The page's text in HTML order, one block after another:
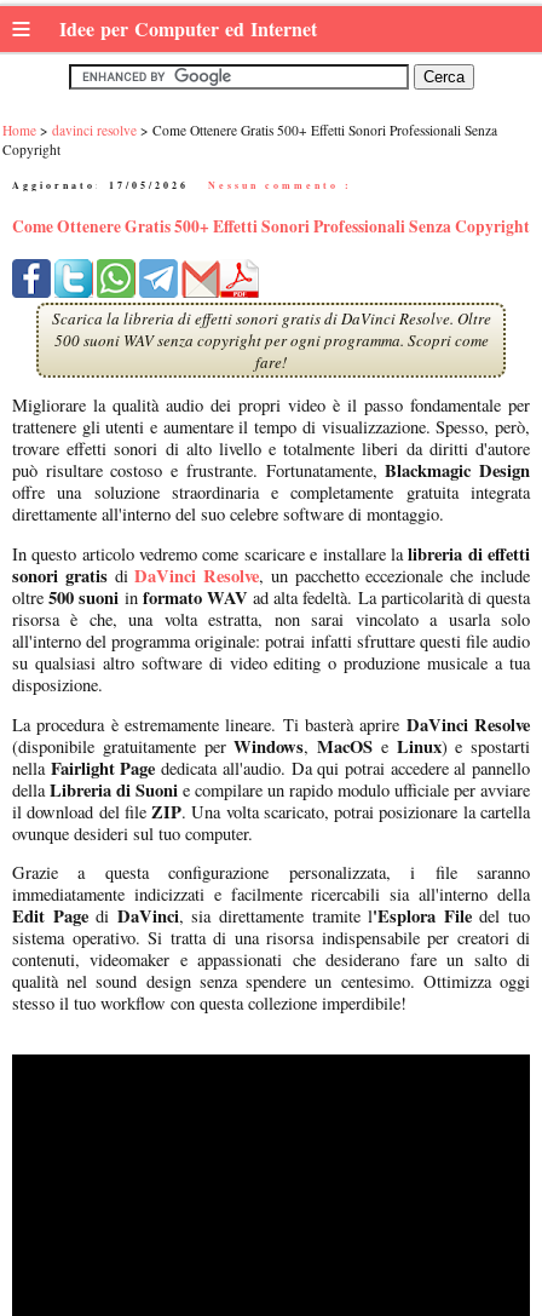
≡ Idee per Computer ed Internet
Home davinci resolve
Come Ottenere Gratis 500+ Effetti Sonori Professionali Senza
Copyright
Aggiornato: 17/05/2026 Nessun commento :
Come Ottenere Gratis 500+ Effetti Sonori Professionali Senza Copyright
Scarica la libreria di effetti sonori gratis di DaVinci Resolve. Oltre
500 suoni WAV senza copyright per ogni programma. Scopri come
fare!
Migliorare la qualità audio dei propri video è il passo fondamentale per
trattenere gli utenti e aumentare il tempo di visualizzazione. Spesso, però,
trovare effetti sonori di alto livello e totalmente liberi da diritti d'autore
può risultare costoso e frustrante. Fortunatamente,Blackmagic Design
offre una soluzione straordinaria e completamente gratuita integrata
direttamente all'interno del suo celebre software di montaggio.
In questo articolo vedremo come scaricare e installare lalibreria di effetti
sonori gratisdiDaVinci Resolve, un pacchetto eccezionale che include
oltre 500 suoni in formato WAV ad alta fedeltà. La particolarità di questa
risorsa è che, una volta estratta, non sarai vincolato a usarla solo
all'interno del programma originale: potrai infatti sfruttare questi file audio
su qualsiasi altro software di video editing o produzione musicale a tua
disposizione.
La procedura è estremamente lineare. Ti basterà aprire DaVinci Resolve
(disponibile gratuitamente perWindows, MacOS e Linux) e spostarti
nella Fairlight Page dedicata all'audio. Da qui potrai accedere al pannello
della Libreria di Suoni e compilare un rapido modulo ufficiale per avviare
il download del file ZIP. Una volta scaricato, potrai posizionare la cartella
ovunque desideri sul tuo computer.
Grazie a questa configurazione personalizzata, i file saranno
immediatamente indicizzati e facilmente ricercabili sia all'interno della
Edit Pagedi DaVinci, sia direttamente tramite l'Esplora Filedel tuo
sistema operativo. Si tratta di una risorsa indispensabile per creatori di
contenuti, videomaker e appassionati che desiderano fare un salto di
qualità nel sound design senza spendere un centesimo. Ottimizza oggi
stesso il tuo workflow con questa collezione imperdibile!